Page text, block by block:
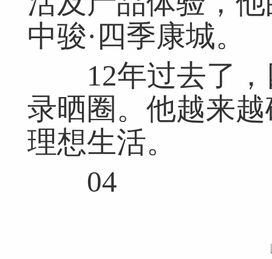
中骏·四季康城。
12年过去了，
录晒圈。他越来
理想生活。
04